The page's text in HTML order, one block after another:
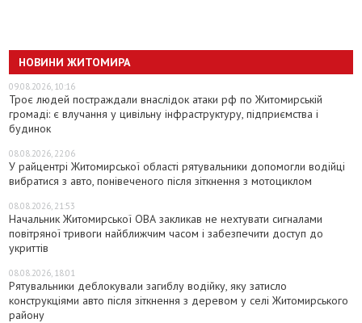
НОВИНИ ЖИТОМИРА
09.08.2026, 10:16
Троє людей постраждали внаслідок атаки рф по Житомирській
громаді: є влучання у цивільну інфраструктуру, підприємства і
будинок
08.08.2026, 22:06
У райцентрі Житомирської області рятувальники допомогли водійці
вибратися з авто, понівеченого після зіткнення з мотоциклом
08.08.2026, 21:53
Начальник Житомирської ОВА закликав не нехтувати сигналами
повітряної тривоги найближчим часом і забезпечити доступ до
укриттів
08.08.2026, 18:01
Рятувальники деблокували загиблу водійку, яку затисло
конструкціями авто після зіткнення з деревом у селі Житомирського
району